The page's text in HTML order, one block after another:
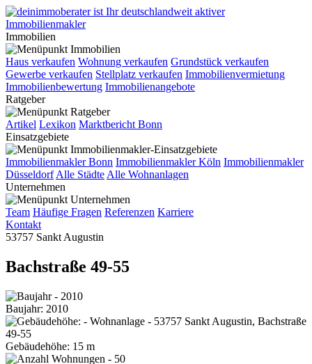
Immobilien
Haus verkaufen Wohnung verkaufen Grundstück verkaufen
Gewerbe verkaufen Stellplatz verkaufen Immobilienvermietung
Immobilienbewertung Immobilienangebote
Ratgeber
Artikel Lexikon Marktbericht Bonn
Einsatzgebiete
Immobilienmakler Bonn Immobilienmakler Köln Immobilienmakler
Düsseldorf Alle Städte Alle Wohnanlagen
Unternehmen
Team Häufige Fragen Referenzen Karriere
Kontakt
53757 Sankt Augustin
Bachstraße 49-55
Baujahr: 2010
Gebäudehöhe: 15 m